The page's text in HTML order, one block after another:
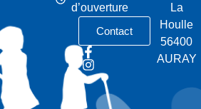
d’ouverture
Contact
La
Houlle
56400
AURAY